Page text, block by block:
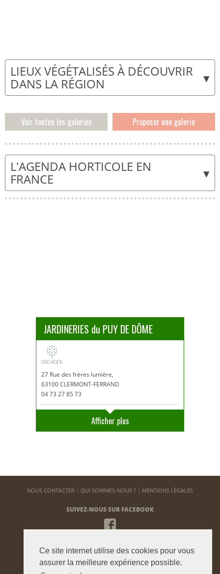
Ce site internet utilise des cookies pour vous
assurer la meilleure expérience possible.
▾
LIEUX VÉGÉTALISÉS À DÉCOUVRIR
DANS LA RÉGION
Voir toutes les galeries Proposer une galerie
▾
L'AGENDA HORTICOLE EN
FRANCE
JARDINERIES du PUY DE DÔME
27 Rue des frères lumière,
63100 CLERMONT-FERRAND
04 73 27 85 73
Afficher plus
NOUS CONTACTER QUI SOMMES-NOUS ? MENTIONS LÉGALES
SUIVEZ-NOUS SUR FACEBOOK
NEWSLETTER
Pour vous tenir informé de notre actualité